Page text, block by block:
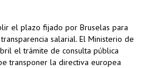
el plazo fijado por Bruselas para
salarial. El Ministerio de
el trámite de consulta pública
transponer la directiva europea